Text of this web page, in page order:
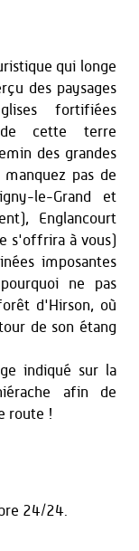
qui longe
des paysages
fortifiées
de cette terre
des grandes
pas de
le-Grand et
Englancourt
s'offrira à vous)
imposantes
ne pas
d'Hirson, où
de son étang
indiqué sur la
afin de
route !
24/24.